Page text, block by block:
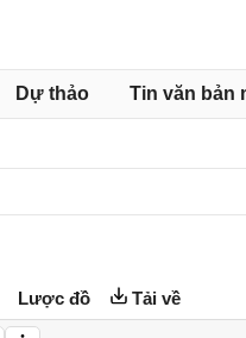
Dự thảo Tin văn bản
Lược đồ Tải về